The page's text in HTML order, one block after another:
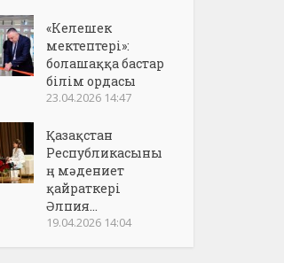
«Келешек
мектептері»:
болашаққа бастар
білім ордасы
23.04.2026 14:47
Қазақстан
Республикасыны
ң мәдениет
қайраткері
Әлпия...
19.04.2026 14:04